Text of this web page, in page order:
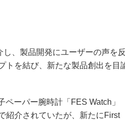
、製品開発にユーザーの声を反
トを結び、新たな製品創出を目
ーパー腕時計「FES Watch」
紹介されていたが、新たにFirst